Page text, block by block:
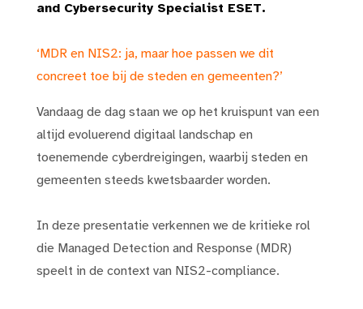
and Cybersecurity Specialist ESET.
‘MDR en NIS2: ja, maar hoe passen we dit
concreet toe bij de steden en gemeenten?’
Vandaag de dag staan we op het kruispunt van een
altijd evoluerend digitaal landschap en
toenemende cyberdreigingen, waarbij steden en
gemeenten steeds kwetsbaarder worden.
In deze presentatie verkennen we de kritieke rol
die Managed Detection and Response (MDR)
speelt in de context van NIS2-compliance.